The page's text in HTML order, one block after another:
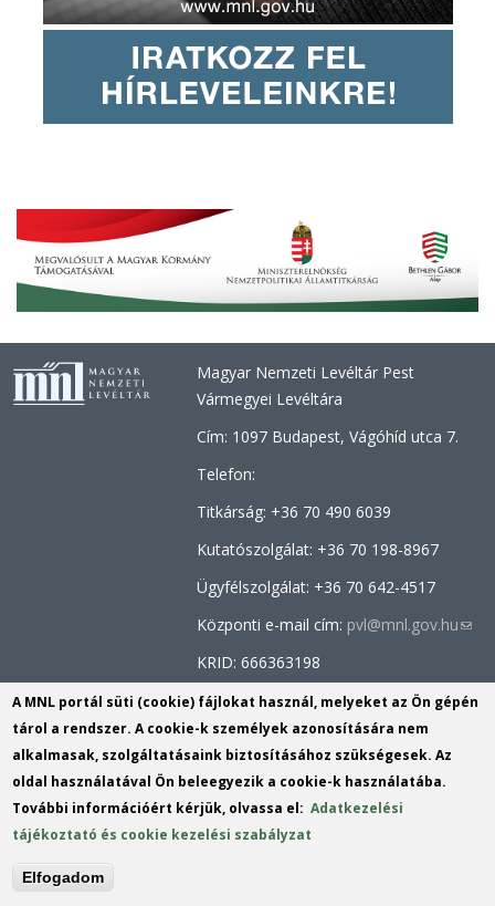
Magyar Nemzeti Levéltár Pest
Vármegyei Levéltára
Cím: 1097 Budapest, Vágóhíd utca 7.
Telefon:
Titkárság: +36 70 490 6039
Kutatószolgálat: +36 70 198-8967
Ügyfélszolgálat: +36 70642-4517
Központi e-mail cím: pvl@mnl.gov.hu(link
e-
mail)
KRID: 666363198
Facebook oldal: MNL Pest Megyei
Levéltára
Tartalomszerkesztő:dr. Schramek
László(link
sends
e-
A MNL portál süti (cookie) fájlokat használ, melyeket az Ön gépén
tárol a rendszer. A cookie-k személyek azonosítására nem
alkalmasak, szolgáltatásaink biztosításához szükségesek. Az
oldal használatával Ön beleegyezik a cookie-k használatába.
További információért kérjük, olvassa el:Adatkezelési
tájékoztató és cookie kezelési szabályzat
Elfogadom